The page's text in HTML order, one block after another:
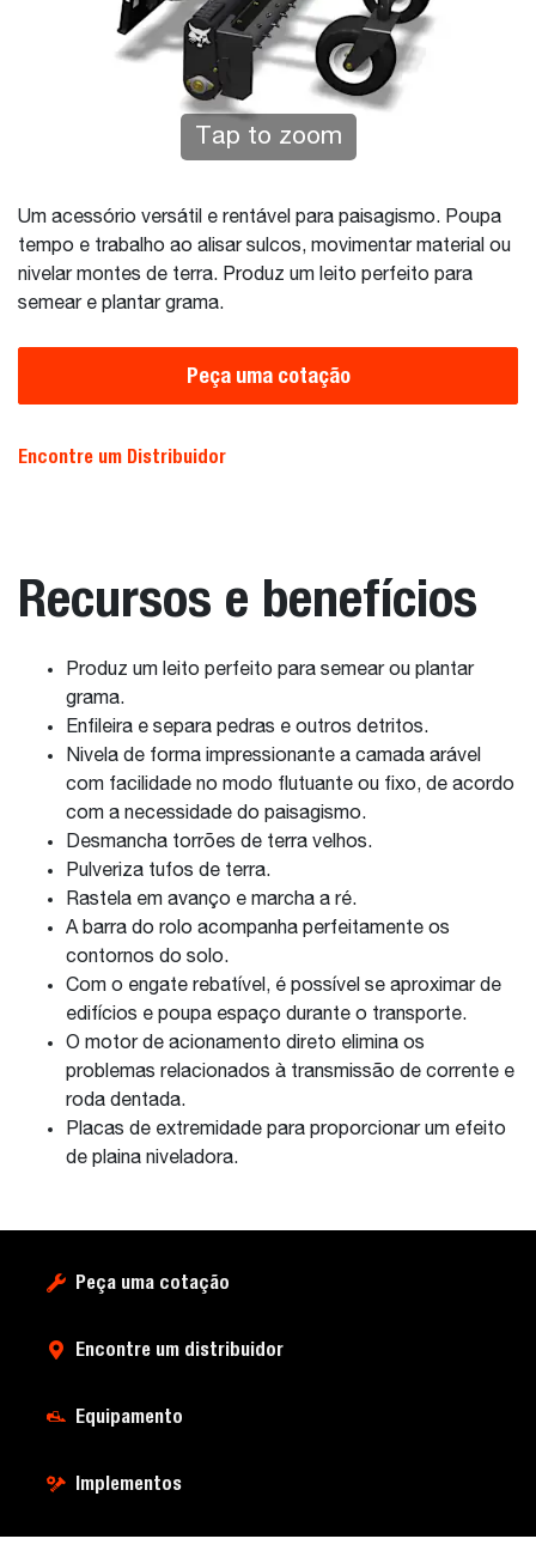
Tap to zoom
Um acessório versátil e rentável para paisagismo. Poupa
tempo e trabalho ao alisar sulcos, movimentar material ou
nivelar montes de terra. Produz um leito perfeito para
semear e plantar grama.
Peça uma cotação
Encontre um Distribuidor
Recursos e benefícios
Produz um leito perfeito para semear ou plantar
grama.
Enfileira e separa pedras e outros detritos.
Nivela de forma impressionante a camada arável
com facilidade no modo flutuante ou fixo, de acordo
com a necessidade do paisagismo.
Desmancha torrões de terra velhos.
Pulveriza tufos de terra.
Rastela em avanço e marcha a ré.
A barra do rolo acompanha perfeitamente os
contornos do solo.
Com o engate rebatível, é possível se aproximar de
edifícios e poupa espaço durante o transporte.
O motor de acionamento direto elimina os
problemas relacionados à transmissão de corrente e
roda dentada.
Placas de extremidade para proporcionar um efeito
de plaina niveladora.
Peça uma cotação
Encontre um distribuidor
Equipamento
Implementos